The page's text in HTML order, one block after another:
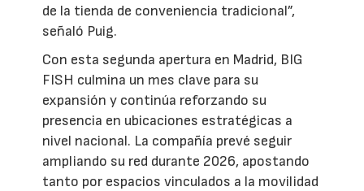
de la tienda de conveniencia tradicional”,
señaló Puig.
Con esta segunda apertura en Madrid, BIG
FISH culmina un mes clave para su
expansión y continúa reforzando su
presencia en ubicaciones estratégicas a
nivel nacional. La compañía prevé seguir
ampliando su red durante 2026, apostando
tanto por espacios vinculados a la movilidad